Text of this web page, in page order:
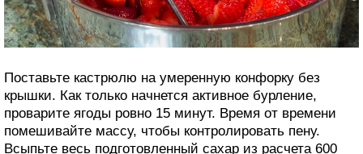
Поставьте кастрюлю на умеренную конфорку без
крышки. Как только начнется активное бурление,
проварите ягоды ровно 15 минут. Время от времени
помешивайте массу, чтобы контролировать пену.
Всыпьте весь подготовленный сахар из расчета 600